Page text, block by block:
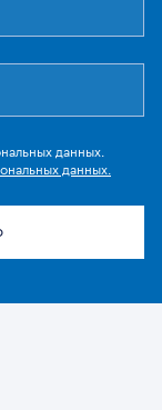
данных.
данных.